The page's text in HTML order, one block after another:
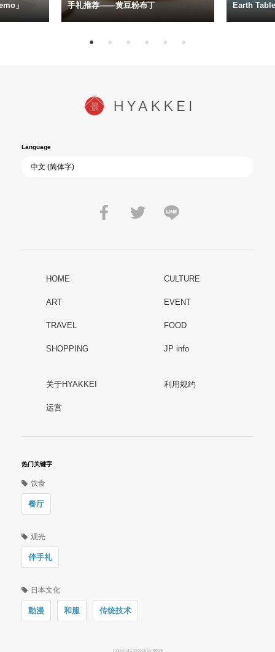
」
手礼推荐——黄豆粉布丁
Earth
Language
HOME CULTURE
ART EVENT
TRAVEL FOOD
SHOPPING JP info
关于HYAKKEI 利用规约
运営
热门关键字
饮食
餐厅
观光
伴手礼
日本文化
動漫 和服 传统技术